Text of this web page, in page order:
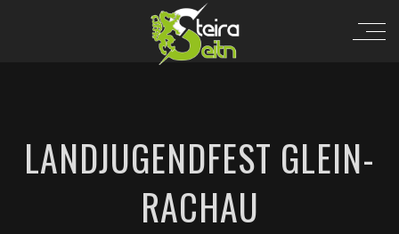
LANDJUGENDFEST GLEIN-
RACHAU